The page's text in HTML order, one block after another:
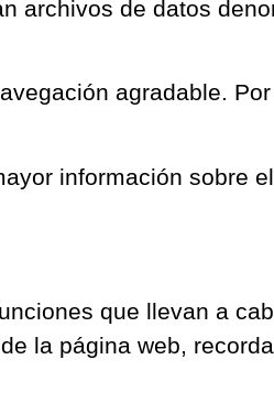
archivos de datos
agradable.
información sobre
que llevan a
la página web,